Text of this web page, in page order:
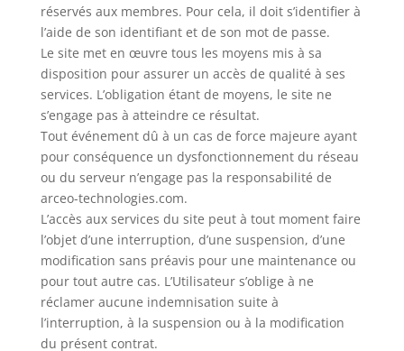
réservés aux membres. Pour cela, il doit s’identifier à
l’aide de son identifiant et de son mot de passe.
Le site met en œuvre tous les moyens mis à sa
disposition pour assurer un accès de qualité à ses
services. L’obligation étant de moyens, le site ne
s’engage pas à atteindre ce résultat.
Tout événement dû à un cas de force majeure ayant
pour conséquence un dysfonctionnement du réseau
ou du serveur n’engage pas la responsabilité de
arceo-technologies.com.
L’accès aux services du site peut à tout moment faire
l’objet d’une interruption, d’une suspension, d’une
modification sans préavis pour une maintenance ou
pour tout autre cas. L’Utilisateur s’oblige à ne
réclamer aucune indemnisation suite à
l’interruption, à la suspension ou à la modification
du présent contrat.